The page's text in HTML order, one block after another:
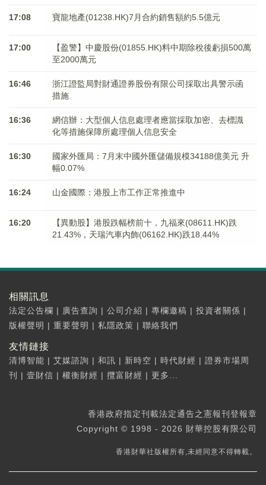
17:08 寶龍地產(01238.HK)7月合約銷售額約5.5億元
17:00
【盈警】中慶股份(01855.HK)料中期除稅後虧損500萬
至2000萬元
16:46
浙江證監局對財通證券股份有限公司採取出具警示函
措施
16:36
網信辦：大型個人信息處理者應當採取加密、去標識
化等措施保障所處理個人信息安全
16:30
國家外匯局：7月末中國外匯儲備規模34188億美元 升
幅0.07%
16:24 山金國際：港股上市工作正常推進中
16:20
【異動股】港股跌幅榜前十，九福來(08611.HK)跌
21.43%，天瑞汽車内飾(06162.HK)跌18.44%
相關訊息
法定公告欄 | 廣告查詢 | 公司介紹 | 專欄邀稿 | 投資者關係 |
版權聲明 | 重要聲明 | 私隱政策 | 聯絡我們
友情鏈接
清博智能 | 艾媒諮詢 | 和訊 | 新時空 | 時代財經 | 證券市場周
刊
| 壹財信 | 權衡財經 | 攬富財經 | 更多...
香港政府指定刊載法定通告之憲報刊登報章
Copyright © 1998 - 2026 財華控股有限公司
香港財華社版權所有,未經同意不得轉載。